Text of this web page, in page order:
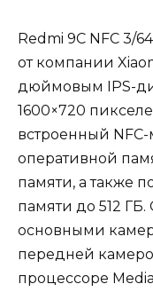
Redmi 9C NFC 3/
от компании
дюймовым IPS-
1600×720
встроенный
оперативной
памяти, а также
памяти до 512
основными
передней
процессоре